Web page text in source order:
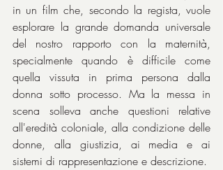
in un film che, secondo la regista, vuole
esplorare la grande domanda universale
del nostro rapporto con la maternità,
specialmente quando è difficile come
quella vissuta in prima persona dalla
donna sotto processo. Ma la messa in
scena solleva anche questioni relative
all'eredità coloniale, alla condizione delle
donne, alla giustizia, ai media e ai
sistemi di rappresentazione e descrizione.